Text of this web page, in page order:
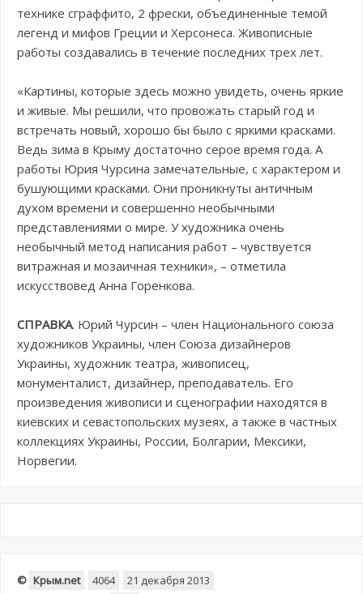
технике сграффито, 2 фрески, объединенные темой
легенд и мифов Греции и Херсонеса. Живописные
работы создавались в течение последних трех лет.
«Картины, которые здесь можно увидеть, очень яркие
и живые. Мы решили, что провожать старый год и
встречать новый, хорошо бы было с яркими красками.
Ведь зима в Крыму достаточно серое время года. А
работы Юрия Чурсина замечательные, с характером и
бушующими красками. Они проникнуты античным
духом времени и совершенно необычными
представлениями о мире. У художника очень
необычный метод написания работ – чувствуется
витражная и мозаичная техники», – отметила
искусствовед Анна Горенкова.
СПРАВКА. Юрий Чурсин – член Национального союза
художников Украины, член Союза дизайнеров
Украины, художник театра, живописец,
монументалист, дизайнер, преподаватель. Его
произведения живописи и сценографии находятся в
киевских и севастопольских музеях, а также в частных
коллекциях Украины, России, Болгарии, Мексики,
Норвегии.
© Крым.net 4064
21 декабря 2013